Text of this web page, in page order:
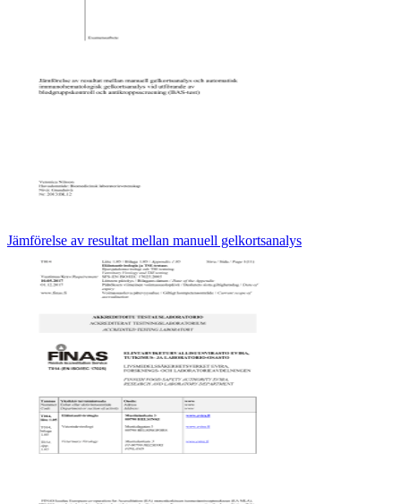
Jämförelse av resultat mellan manuell gelkortsanalys